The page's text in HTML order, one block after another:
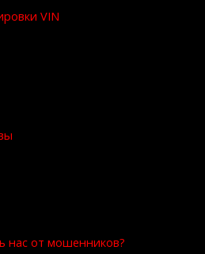
VIN
нас от мошенников?